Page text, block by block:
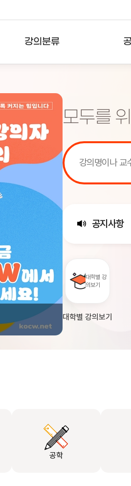
강의분류
기관강의
테마강의
주
모두를
공지사항
대학별 강
의보기
대학별 강의보기
공학